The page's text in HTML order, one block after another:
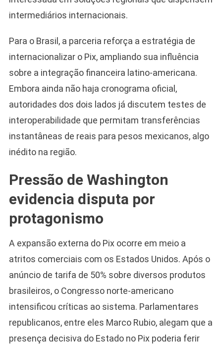
intermediários internacionais.
Para o Brasil, a parceria reforça a estratégia de
internacionalizar o Pix, ampliando sua influência
sobre a integração financeira latino-americana.
Embora ainda não haja cronograma oficial,
autoridades dos dois lados já discutem testes de
interoperabilidade que permitam transferências
instantâneas de reais para pesos mexicanos, algo
inédito na região.
Pressão de Washington
evidencia disputa por
protagonismo
A expansão externa do Pix ocorre em meio a
atritos comerciais com os Estados Unidos. Após o
anúncio de tarifa de 50% sobre diversos produtos
brasileiros, o Congresso norte-americano
intensificou críticas ao sistema. Parlamentares
republicanos, entre eles Marco Rubio, alegam que a
presença decisiva do Estado no Pix poderia ferir